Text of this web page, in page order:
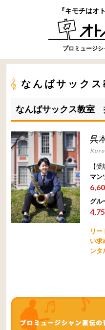
『キモチはオ
プロミュージ
なんばサックス
なんばサックス教室
呉
【受
マン
グル
リ
い求
ンタ